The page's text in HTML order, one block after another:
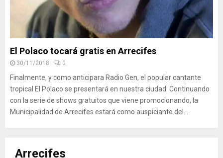
El Polaco tocará gratis en Arrecifes
30/11/2018 0
Finalmente, y como anticipara Radio Gen, el popular cantante
tropical El Polaco se presentará en nuestra ciudad. Continuando
con la serie de shows gratuitos que viene promocionando, la
Municipalidad de Arrecifes estará como auspiciante del...
Arrecifes